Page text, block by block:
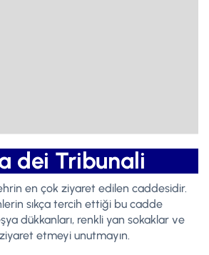
dei Tribunali
en çok ziyaret edilen caddesidir.
sıkça tercih ettiği bu cadde
dükkanları, renkli yan sokaklar ve
etmeyi unutmayın.